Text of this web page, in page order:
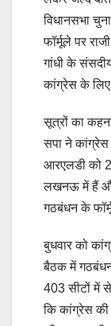
विधानसभा
फॉर्मूले पर
गांधी के
कांग्रेस के
सूत्रों का
सपा ने कांग्रेस
आरएलडी को
लखनऊ में हैं
गठबंधन के
बुधवार को
बैठक में
403 सीटों में से
कि कांग्रेस